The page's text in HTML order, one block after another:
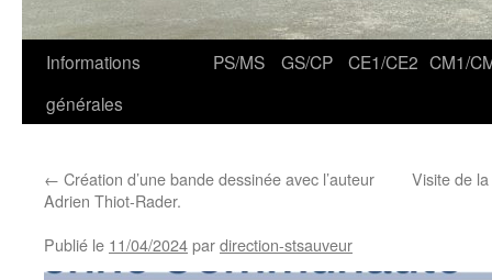
Informations
générales
PS/MS GS/CP CE1/CE2 CM1/
← Création d’une bande dessinée avec l’auteur
Adrien Thiot-Rader.
Visite de
Publié le 11/04/2024pardirection-stsauveur